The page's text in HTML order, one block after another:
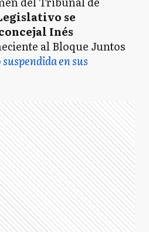
se
Inés
al Bloque Juntos
en sus